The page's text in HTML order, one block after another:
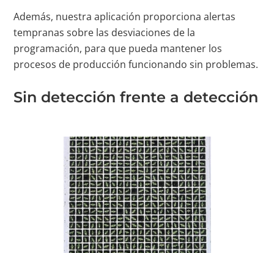
Además, nuestra aplicación proporciona alertas
tempranas sobre las desviaciones de la
programación, para que pueda mantener los
procesos de producción funcionando sin problemas.
Sin detección frente a detección